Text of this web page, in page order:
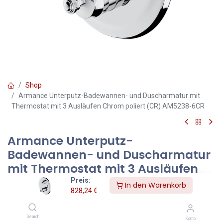
Preis:
828,24€
In den Warenkorb
Search Konto
Shop
Armance Unterputz-Badewannen- und Duscharmatur mit
Thermostat mit 3 Ausläufen Chrom poliert (CR) AM5238-6CR
Armance Unterputz-
Badewannen- und Duscharmatur
mit Thermostat mit 3 Ausläufen
Chrom poliert (CR) AM5238-6CR
Die OMNIRES ARMANCE-Kollektion stellt eine zeitgenössische